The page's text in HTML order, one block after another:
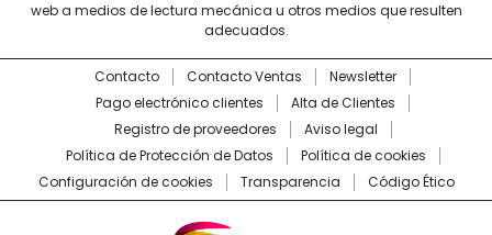
web a medios de lectura mecánica u otros medios que resulten
adecuados.
Contacto Contacto Ventas
Newsletter
Pago electrónico clientes
Alta de Clientes
Registro de proveedores
Aviso legal
Política de Protección de Datos
Política de cookies
Configuración de cookies
Transparencia Código Ético